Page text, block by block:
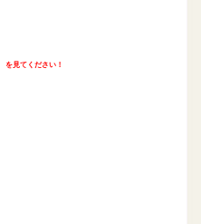
を見てください！